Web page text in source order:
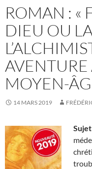
ROMAN : «
DIEU OU
MOYEN-
14 MARS 2019
Sujet